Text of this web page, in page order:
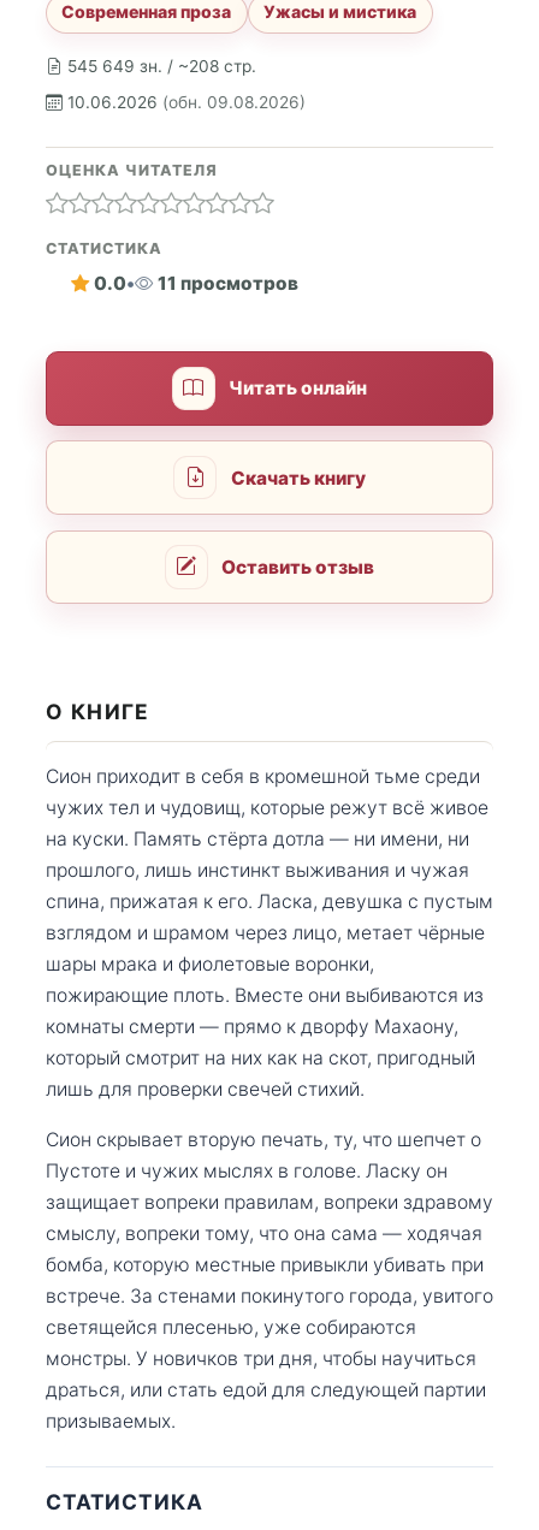
545 649 зн. / ~208 стр.
10.06.2026 (обн. 09.08.2026)
Современная проза
Ужасы и мистика
ОЦЕНКА ЧИТАТЕЛЯ
СТАТИСТИКА
0.0• 11 просмотров
Читать онлайн
Скачать книгу
Оставить отзыв
О КНИГЕ
Сион приходит в себя в кромешной тьме среди
чужих тел и чудовищ, которые режут всё живое
на куски. Память стёрта дотла — ни имени, ни
прошлого, лишь инстинкт выживания и чужая
спина, прижатая к его. Ласка, девушка с пустым
взглядом и шрамом через лицо, метает чёрные
шары мрака и фиолетовые воронки,
пожирающие плоть. Вместе они выбиваются из
комнаты смерти — прямо к дворфу Махаону,
который смотрит на них как на скот, пригодный
лишь для проверки свечей стихий.
Сион скрывает вторую печать, ту, что шепчет о
Пустоте и чужих мыслях в голове. Ласку он
защищает вопреки правилам, вопреки здравому
смыслу, вопреки тому, что она сама — ходячая
бомба, которую местные привыкли убивать при
встрече. За стенами покинутого города, увитого
светящейся плесенью, уже собираются
монстры. У новичков три дня, чтобы научиться
драться, или стать едой для следующей партии
призываемых.
СТАТИСТИКА